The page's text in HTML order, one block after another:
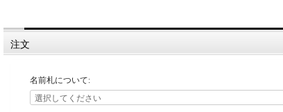
注文
名前札について: